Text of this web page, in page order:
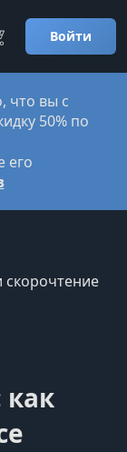
Войти
что вы с
50% по
его
скорочтение